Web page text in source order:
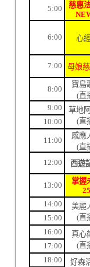
5:00
慈惠
6:00 心
7:00 母娘
8:00
寶島
(直
9:00
草地
(直
10:00
11:00
感應
(直
12:00
西遊
13:00
掌握
25
14:00
美麗
(直
15:00
16:00
真心
(直
17:00
18:00
好森